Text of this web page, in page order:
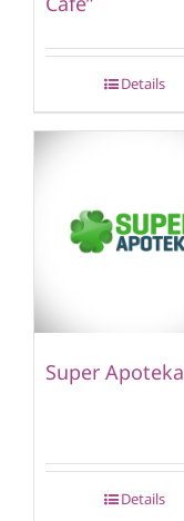
Details
Super Apoteka
Details